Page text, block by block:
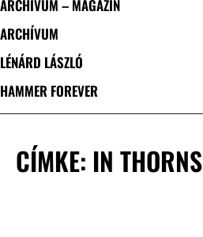
ARCHÍVUM – MAGAZIN
ARCHÍVUM
LÉNÁRD LÁSZLÓ
HAMMER FOREVER
CÍMKE: IN THORNS